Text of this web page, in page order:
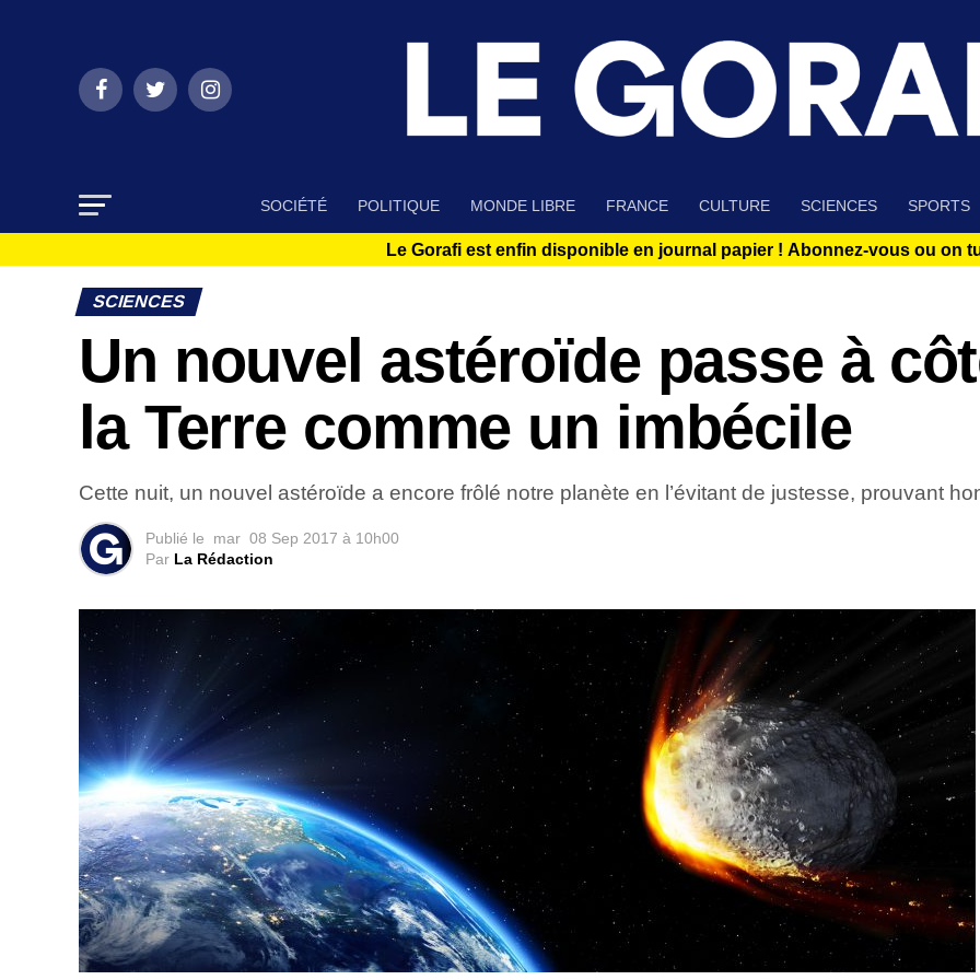
SOCIÉTÉ POLITIQUE MONDE LIBRE FRANCE CULTURE SCIENCES SPORTS
Le Gorafi est enfin disponible en journal papier ! Abonnez-vous ou on
SCIENCES
Un nouvel astéroïde passe à
la Terre comme un imbécile
Cette nuit, un nouvel astéroïde a encore frôlé notre planète en l’évitant de justesse, prouvant
Publié le mar 08 Sep 2017 à 10h00
Par La Rédaction